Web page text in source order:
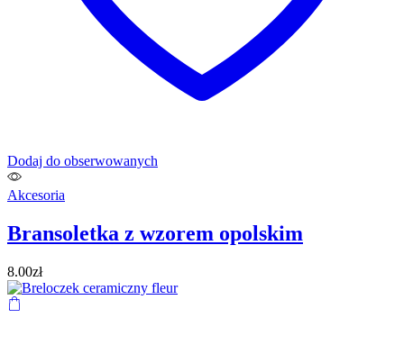
Dodaj do obserwowanych
Akcesoria
Bransoletka z wzorem opolskim
8.00zł